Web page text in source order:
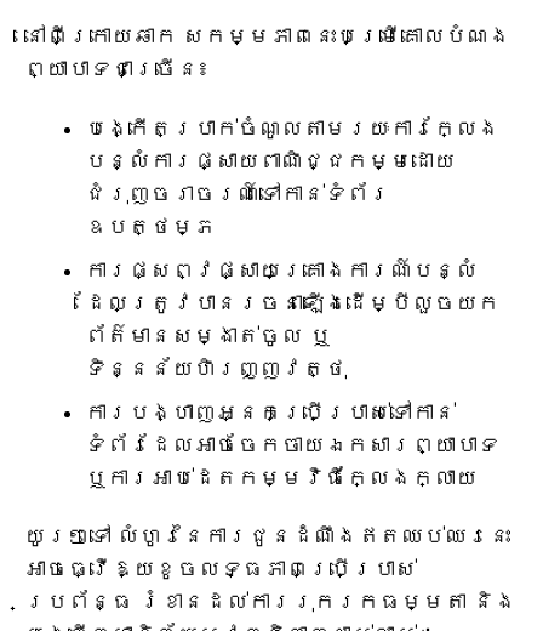
នៅពីក្រោយឆាក សកម្មភាពនេះបម្រើគោលបំណង
ព្យាបាទជាច្រើន៖
បង្កើតប្រាក់ចំណូលតាមរយៈការក្លែង
បន្លំការផ្សាយពាណិជ្ជកម្មដោយ
ជំរុញចរាចរណ៍ទៅកាន់ទំព័រ
ឧបត្ថម្ភ
ការផ្សព្វផ្សាយគ្រោងការណ៍បន្លំ
ដែលត្រូវបានរចនាឡើងដើម្បីលួចយក
ព័ត៌មានសម្ងាត់ចូល ឬ
ទិន្នន័យហិរញ្ញវត្ថុ
ការ​បង្ហាញ​អ្នកប្រើប្រាស់​ទៅកាន់​
ទំព័រ​ដែល​អាច​ចែកចាយ​ឯកសារ​ព្យាបាទ
ឬ​ការអាប់ដេត​កម្មវិធី​ក្លែងក្លាយ
យូរៗទៅ លំហូរនៃការជូនដំណឹងឥតឈប់ឈរនេះ
អាចធ្វើឱ្យខូចលទ្ធភាពប្រើប្រាស់
ប្រព័ន្ធ រំខានដល់ការរុករកធម្មតា និង